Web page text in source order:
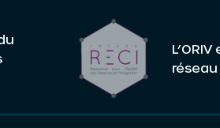
réseau